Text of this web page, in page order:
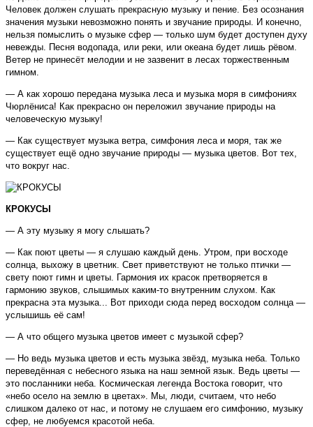
Человек должен слушать прекрасную музыку и пение. Без осознания
значения музыки невозможно понять и звучание природы. И конечно,
нельзя помыслить о музыке сфер — только шум будет доступен духу
невежды. Песня водопада, или реки, или океана будет лишь рёвом.
Ветер не принесёт мелодии и не зазвенит в лесах торжественным
гимном.
— А как хорошо передана музыка леса и музыка моря в симфониях
Чюрлёниса! Как прекрасно он переложил звучание природы на
человеческую музыку!
— Как существует музыка ветра, симфония леса и моря, так же
существует ещё одно звучание природы — музыка цветов. Вот тех,
что вокруг нас.
КРОКУСЫ
— А эту музыку я могу слышать?
— Как поют цветы — я слушаю каждый день. Утром, при восходе
солнца, выхожу в цветник. Свет приветствуют не только птички —
свету поют гимн и цветы. Гармония их красок претворяется в
гармонию звуков, слышимых каким-то внутренним слухом. Как
прекрасна эта музыка... Вот приходи сюда перед восходом солнца —
услышишь её сам!
— А что общего музыка цветов имеет с музыкой сфер?
— Но ведь музыка цветов и есть музыка звёзд, музыка неба. Только
переведённая с небесного языка на наш земной язык. Ведь цветы —
это посланники неба. Космическая легенда Востока говорит, что
«небо осело на землю в цветах». Мы, люди, считаем, что небо
слишком далеко от нас, и потому не слушаем его симфонию, музыку
сфер, не любуемся красотой неба.